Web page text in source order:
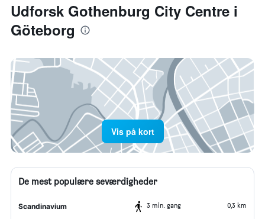
Udforsk Gothenburg City Centre i
Göteborg
Vis på kort
De mest populære seværdigheder
Scandinavium 3 min. gang 0,3 km